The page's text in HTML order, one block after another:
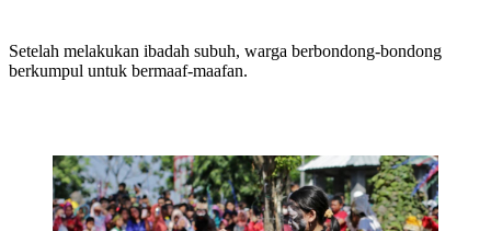
Setelah melakukan ibadah subuh, warga berbondong-bondong
berkumpul untuk bermaaf-maafan.